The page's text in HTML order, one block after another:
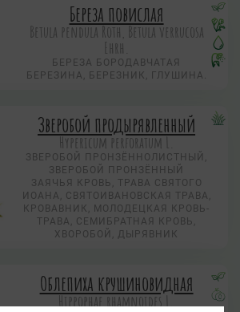
Береза повислая
Betula pendula Roth, Betula verrucosa
Ehrh.
БЕРЕЗА БОРОДАВЧАТАЯ
БЕРЕЗИНА, БЕРЕЗНИК, ГЛУШИНА.
Зверобой продырявленный
Hypericum perforatum L.
ЗВЕРОБОЙ ПРОНЗЁННОЛИСТНЫЙ,
ЗВЕРОБОЙ ПРОНЗЁННЫЙ
ЗАЯЧЬЯ КРОВЬ, ТРАВА СВЯТОГО
ИОАНА, СВЯТОИВАНОВСКАЯ ТРАВА,
КРОВАВНИК, МОЛОДЕЦКАЯ КРОВЬ-
ТРАВА, СЕМИБРАТНАЯ КРОВЬ,
ХВОРОБОЙ, ДЫРЯВНИК
Облепиха крушиновидная
Hippophae rhamnoides L.